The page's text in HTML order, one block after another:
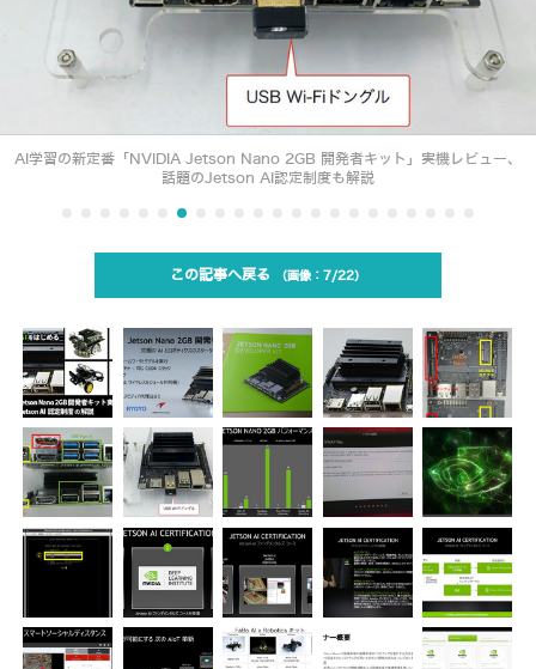
AI学習の新定番「NVIDIA Jetson Nano 2GB 開発者キット」実機レビュー、
話題のJetson AI認定制度も解説
この記事へ戻る 7/22